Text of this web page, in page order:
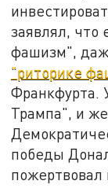
заявлял, что
фашизм",
"риторике
Франкфурта.
Трампа", и
победы
пожертвовал